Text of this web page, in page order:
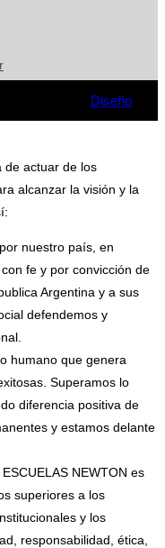
Diseño
de actuar de los
alcanzar la visión y la
nuestro país, en
fe y por convicción de
Argentina y a sus
defendemos y
humano que genera
Superamos lo
diferencia positiva de
y estamos delante
NEWTON es
superiores a los
y los
responsabilidad, ética,